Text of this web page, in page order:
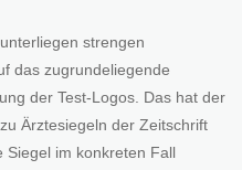
strengen
das zugrundeliegende
der Test-Logos. Das hat der
Ärztesiegeln der Zeitschrift
Siegel im konkreten Fall